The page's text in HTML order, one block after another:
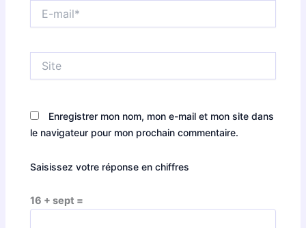
mail*
Enregistrer mon nom, mon e-mail et mon site dans
le navigateur pour mon prochain commentaire.
Saisissez votre réponse en chiffres
16 + sept =